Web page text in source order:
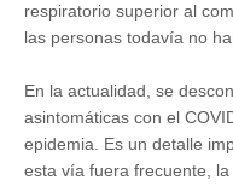
respiratorio superior al
las personas todavía no
En la actualidad, se
asintomáticas con el
epidemia. Es un detalle
esta vía fuera frecuente,